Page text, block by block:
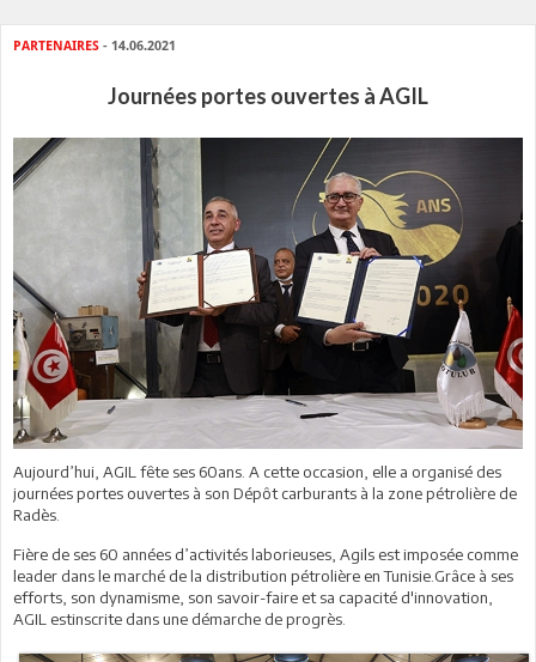
PARTENAIRES - 14.06.2021
Journées portes ouvertes à AGIL
Aujourd’hui, AGIL fête ses 60ans. A cette occasion, elle a organisé des
journées portes ouvertes à son Dépôt carburants à la zone pétrolière de
Radès.
Fière de ses 60 années d’activités laborieuses, Agils est imposée comme
leader dans le marché de la distribution pétrolière en Tunisie.Grâce à ses
efforts, son dynamisme, son savoir-faire et sa capacité d'innovation,
AGIL estinscrite dans une démarche de progrès.